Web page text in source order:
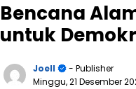
Bencana
untuk
Joell
- Publisher
Minggu, 21 Desember